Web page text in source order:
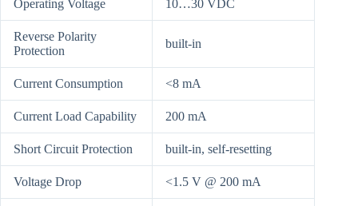
Operating Voltage 10…30 VDC
Reverse Polarity
Protection
built-in
Current Consumption <8 mA
Current Load Capability 200 mA
Short Circuit Protection built-in, self-resetting
Voltage Drop <1.5 V @ 200 mA